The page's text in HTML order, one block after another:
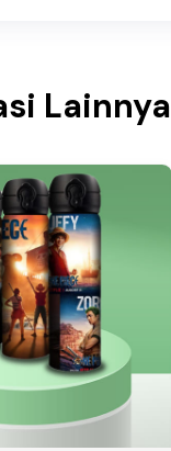
Lainnya